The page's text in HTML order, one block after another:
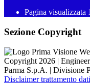
Pagina visualizzata
Sezione Copyright
Copyright 2026 |
Parma S.p.A. | Divisione
Disclaimer trattamento